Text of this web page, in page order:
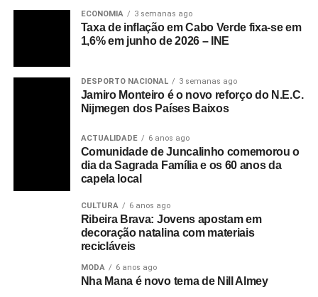
ECONOMIA 3 semanas ago
Taxa de inflação em Cabo Verde fixa-se em
1,6% em junho de 2026 – INE
DESPORTO NACIONAL 3 semanas ago
Jamiro Monteiro é o novo reforço do N.E.C.
Nijmegen dos Países Baixos
ACTUALIDADE 6 anos ago
Comunidade de Juncalinho comemorou o
dia da Sagrada Família e os 60 anos da
capela local
CULTURA 6 anos ago
Ribeira Brava: Jovens apostam em
decoração natalina com materiais
recicláveis
MODA 6 anos ago
Nha Mana é novo tema de Nill Almey